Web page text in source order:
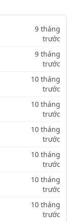
9 tháng
trước
9 tháng
trước
10 tháng
trước
10 tháng
trước
10 tháng
trước
10 tháng
trước
10 tháng
trước
10 tháng
trước